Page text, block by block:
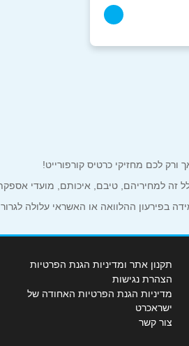
זה למחיריהם, טיבם, איכותם, מועדי
ההלוואה או האשראי עלולה לגרור
תקנון אתר ומדיניות הגנת הפרטיות
הצהרת נגישות
מדיניות הגנת הפרטיות האחודה של
ישראכרט
צור קשר